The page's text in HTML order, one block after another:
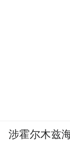
涉霍尔木兹